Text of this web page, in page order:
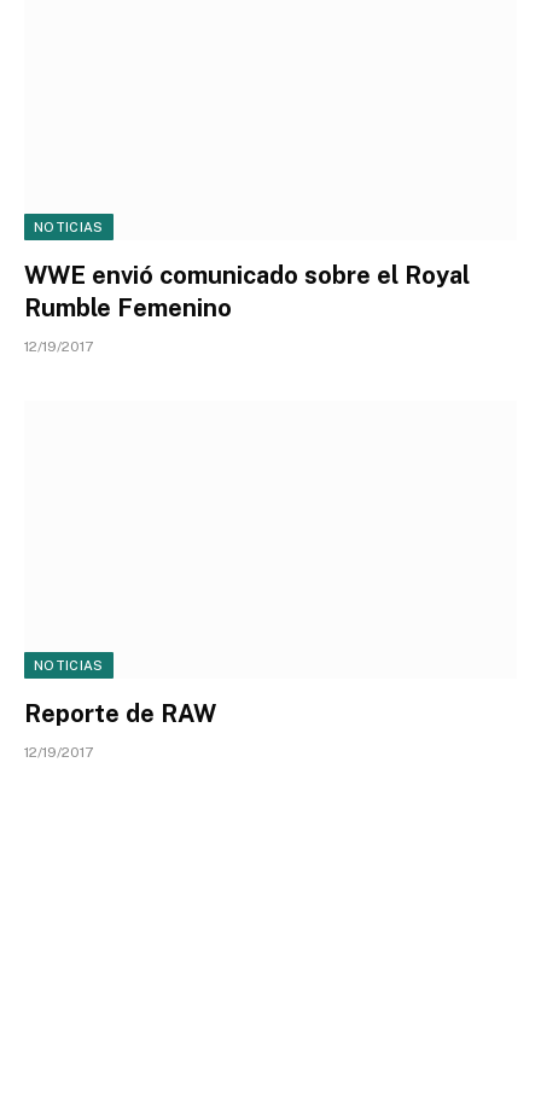
NOTICIAS
WWE envió comunicado sobre el Royal
Rumble Femenino
12/19/2017
NOTICIAS
Reporte de RAW
12/19/2017